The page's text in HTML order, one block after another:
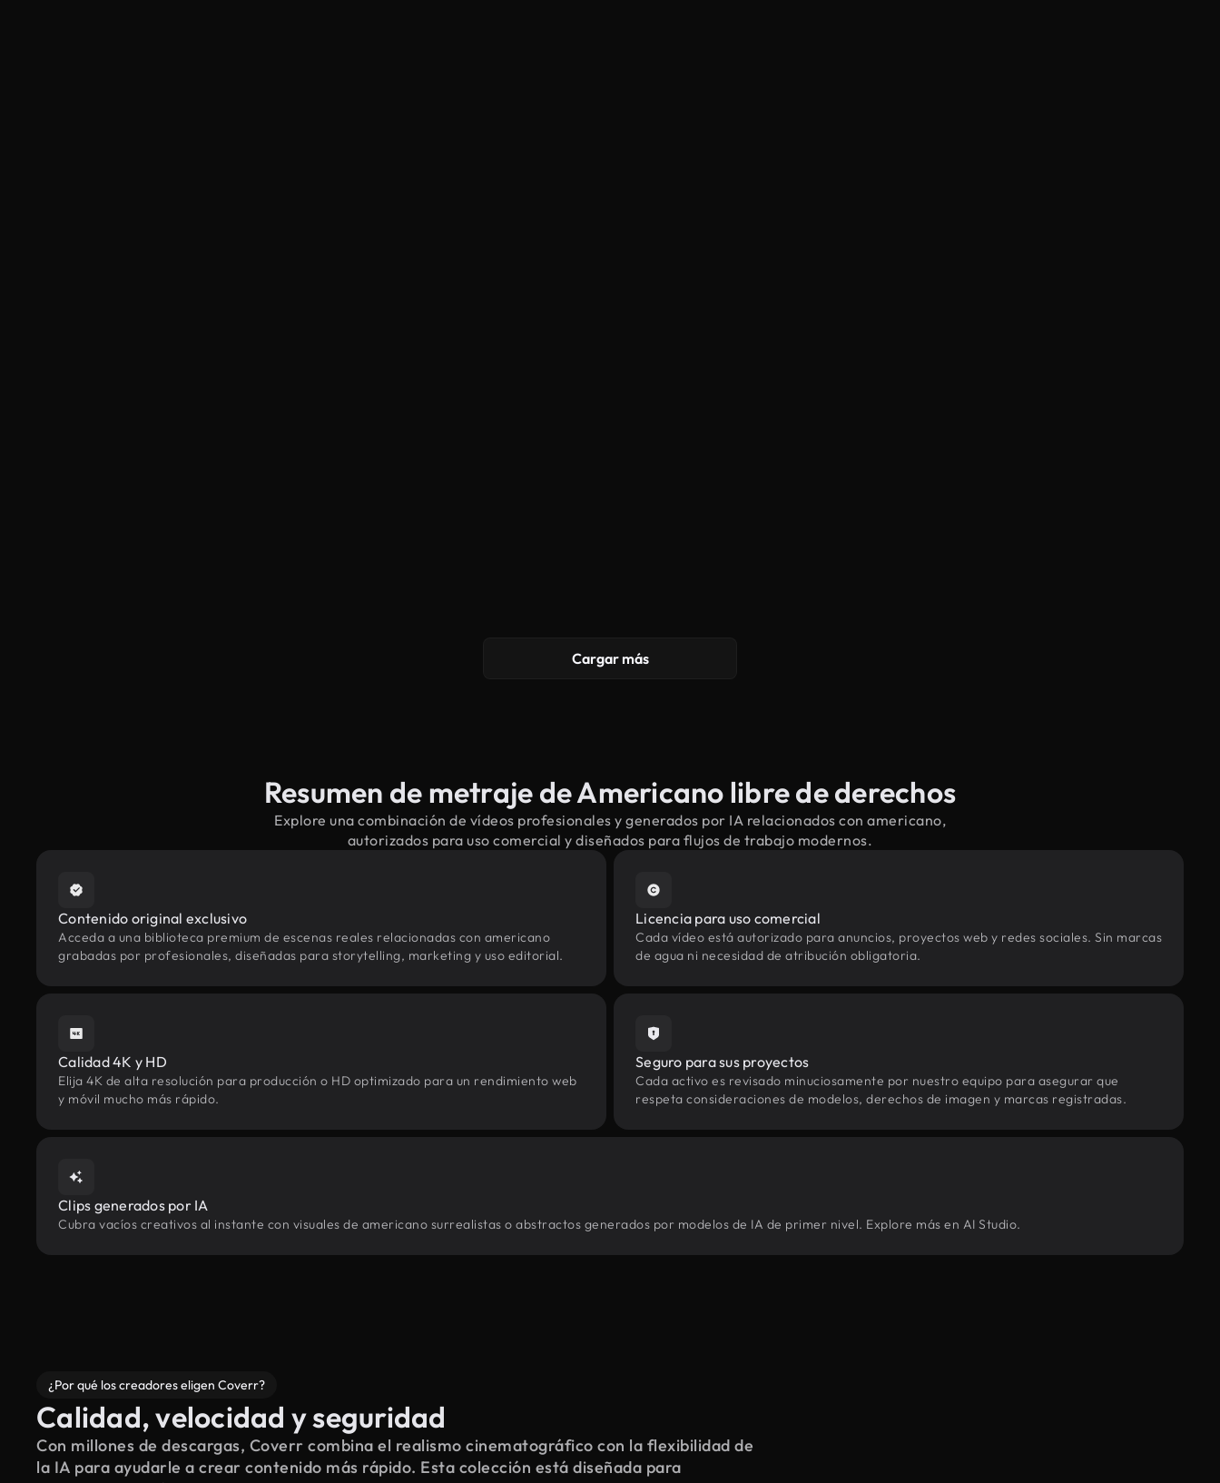
Cargar más
Resumen de metraje de Americano libre de derechos
Explore una combinación de vídeos profesionales y generados por IA relacionados con americano,
autorizados para uso comercial y diseñados para flujos de trabajo modernos.
Contenido original exclusivo
Acceda a una biblioteca premium de escenas reales relacionadas con americano
grabadas por profesionales, diseñadas para storytelling, marketing y uso editorial.
Licencia para uso comercial
Cada vídeo está autorizado para anuncios, proyectos web y redes sociales. Sin marcas
de agua ni necesidad de atribución obligatoria.
Calidad 4K y HD
Elija 4K de alta resolución para producción o HD optimizado para un rendimiento web
y móvil mucho más rápido.
Seguro para sus proyectos
Cada activo es revisado minuciosamente por nuestro equipo para asegurar que
respeta consideraciones de modelos, derechos de imagen y marcas registradas.
Clips generados por IA
Cubra vacíos creativos al instante con visuales de americano surrealistas o abstractos generados por modelos de IA de primer nivel. Explore más en AI Studio.
¿Por qué los creadores eligen Coverr?
Calidad, velocidad y seguridad
Con millones de descargas, Coverr combina el realismo cinematográfico con la flexibilidad de
la IA para ayudarle a crear contenido más rápido. Esta colección está diseñada para